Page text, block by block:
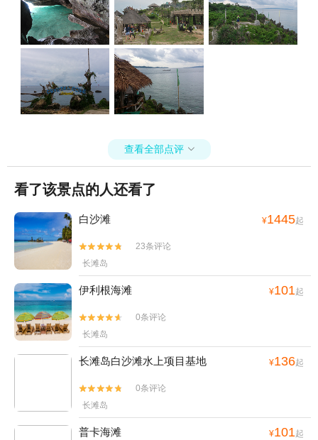
屿的南部，溶洞规模要更大一些，洞口比较低矮，几乎快爬进去了。
两个溶洞都与大海相连，海面上还设置了保护网，表示游客可以在溶
洞口入水浮潜，观看珊瑚等海底生物。这里的海水十分清澈，溶洞区
域十分险峻，能在这里浮潜需要一些勇气，自然下海的游客也很寥
寥，是独自浮潜的绝佳场所。 水晶岛本身就是一个别致小公园，树木
葱郁，还有不少人工建筑，凉亭、观景台、堡垒等等，可以让你放眼
大海，极目远望，看那天际线上米沙鄢群岛诸岛雄伟的身影，聆听海
浪冲击礁石发出的铿锵音符。
查看全部点评 
看了该景点的人还看了
白沙滩 ¥1445起


23条评论
长滩岛
伊利根海滩 ¥101起


0条评论
长滩岛
长滩岛白沙滩水上项目基地 ¥136起


0条评论
长滩岛
普卡海滩 ¥101起